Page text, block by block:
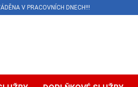
V PRACOVNÍCH DNECH!!!